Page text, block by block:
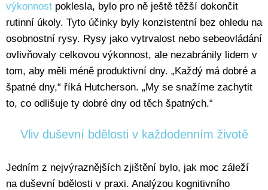
výkonnost poklesla, bylo pro ně ještě těžší dokončit
rutinní úkoly. Tyto účinky byly konzistentní bez ohledu na
osobnostní rysy. Rysy jako vytrvalost nebo sebeovládání
ovlivňovaly celkovou výkonnost, ale nezabránily lidem v
tom, aby měli méně produktivní dny. „Každý má dobré a
špatné dny,“ říká Hutcherson. „My se snažíme zachytit
to, co odlišuje ty dobré dny od těch špatných.“
Vliv duševní bdělosti v každodenním životě
Jedním z nejvýraznějších zjištění bylo, jak moc záleží
na duševní bdělosti v praxi. Analýzou kognitivního